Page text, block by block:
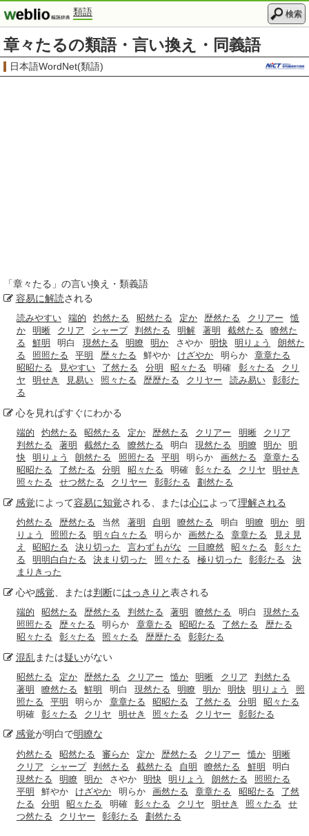
類語 検索
章々たるの類語・言い換え・同義語
日本語WordNet(類語)
「章々たる 」の言い換え・類義語
容易に解読される
読みやすい 端的 灼然たる 昭然たる 定か 歴然たる クリアー
慥
か
明晰 クリア シャープ 判然たる 明解 著明 截然たる
瞭然た
る
鮮明 明白 現然たる 明瞭 明か さやか 明快 明りょう
朗然た
る
照照たる 平明 歴々たる 鮮やか けざやか 明らか
章章たる
昭昭たる
見やすい 了然たる 分明 昭々たる 明確 彰々たる
クリ
ヤ
明せき 見易い 照々たる 歴歴たる クリヤー 読み易い
彰彰た
る
心を見ればすぐにわかる
端的 灼然たる 昭然たる 定か 歴然たる クリアー 明晰
クリア
判然たる
著明 截然たる 瞭然たる 明白 現然たる 明瞭 明か
明
快
明りょう 朗然たる 照照たる 平明 明らか 画然たる
章章たる
昭昭たる
了然たる 分明 昭々たる 明確 彰々たる クリヤ
明せき
照々たる
せつ然たる クリヤー 彰彰たる 劃然たる
感覚によって容易に知覚される、または心に よって理解される
灼然たる 歴然たる 当然 著明 自明 瞭然たる 明白 明瞭 明か
明
りょう
照照たる 明々白々たる 明らか 画然たる 章章たる
見え見
え
昭昭たる 決り切った 言わずもがな 一目瞭然 昭々たる
彰々た
る
明明白白たる 決まり切った 照々たる 極り切った 彰彰たる
決
まりきった
心や感覚 、または判断にはっきりと表される
端的 昭然たる 歴然たる 判然たる 著明 瞭然たる 明白
現然たる
照照たる
歴々たる 明らか 章章たる 昭昭たる 了然たる
歴たる
昭々たる
彰々たる 照々たる 歴歴たる 彰彰たる
混乱または疑いがない
昭然たる 定か 歴然たる クリアー 慥か 明晰 クリア
判然たる
著明
瞭然たる 鮮明 明白 現然たる 明瞭 明か 明快 明りょう
照
照たる
平明 明らか 章章たる 昭昭たる 了然たる 分明
昭々たる
明確
彰々たる クリヤ 明せき 照々たる クリヤー 彰彰たる
感覚が明白で明瞭な
灼然たる 昭然たる 審らか 定か 歴然たる クリアー 慥か
明晰
クリア
シャープ 判然たる 截然たる 自明 瞭然たる 鮮明
明白
現然たる
明瞭 明か さやか 明快 明りょう 朗然たる
照照たる
平明
鮮やか けざやか 明らか 画然たる 章章たる 昭昭たる
了然
たる
分明 昭々たる 明確 彰々たる クリヤ 明せき 照々たる
せ
つ然たる
クリヤー 彰彰たる 劃然たる